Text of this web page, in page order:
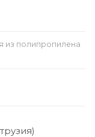
из полипропилена